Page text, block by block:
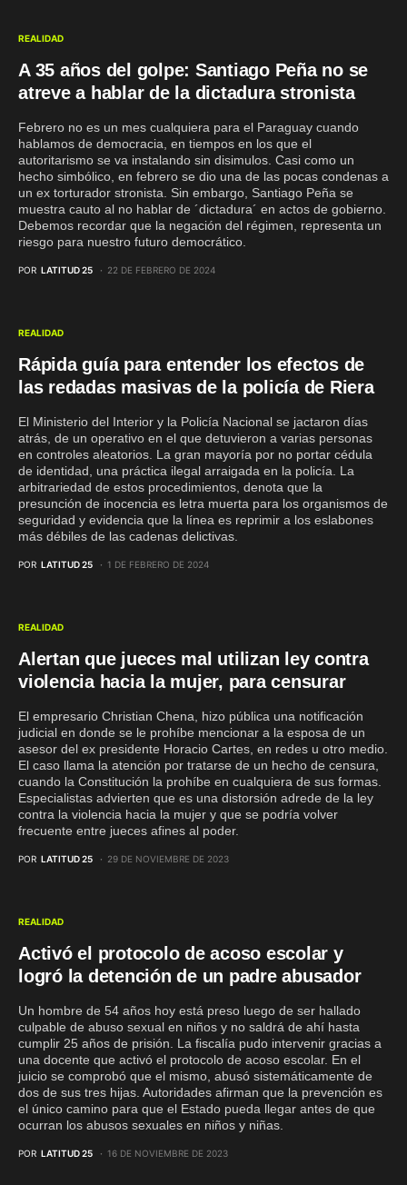
REALIDAD
A 35 años del golpe: Santiago Peña no se
atreve a hablar de la dictadura stronista
Febrero no es un mes cualquiera para el Paraguay cuando
hablamos de democracia, en tiempos en los que el
autoritarismo se va instalando sin disimulos. Casi como un
hecho simbólico, en febrero se dio una de las pocas condenas a
un ex torturador stronista. Sin embargo, Santiago Peña se
muestra cauto al no hablar de ´dictadura´ en actos de gobierno.
Debemos recordar que la negación del régimen, representa un
riesgo para nuestro futuro democrático.
POR LATITUD 25 22 DE FEBRERO DE 2024
REALIDAD
Rápida guía para entender los efectos de
las redadas masivas de la policía de Riera
El Ministerio del Interior y la Policía Nacional se jactaron días
atrás, de un operativo en el que detuvieron a varias personas
en controles aleatorios. La gran mayoría por no portar cédula
de identidad, una práctica ilegal arraigada en la policía. La
arbitrariedad de estos procedimientos, denota que la
presunción de inocencia es letra muerta para los organismos de
seguridad y evidencia que la línea es reprimir a los eslabones
más débiles de las cadenas delictivas.
POR LATITUD 25 1 DE FEBRERO DE 2024
REALIDAD
Alertan que jueces mal utilizan ley contra
violencia hacia la mujer, para censurar
El empresario Christian Chena, hizo pública una notificación
judicial en donde se le prohíbe mencionar a la esposa de un
asesor del ex presidente Horacio Cartes, en redes u otro medio.
El caso llama la atención por tratarse de un hecho de censura,
cuando la Constitución la prohíbe en cualquiera de sus formas.
Especialistas advierten que es una distorsión adrede de la ley
contra la violencia hacia la mujer y que se podría volver
frecuente entre jueces afines al poder.
POR LATITUD 25 29 DE NOVIEMBRE DE 2023
REALIDAD
Activó el protocolo de acoso escolar y
logró la detención de un padre abusador
Un hombre de 54 años hoy está preso luego de ser hallado
culpable de abuso sexual en niños y no saldrá de ahí hasta
cumplir 25 años de prisión. La fiscalía pudo intervenir gracias a
una docente que activó el protocolo de acoso escolar. En el
juicio se comprobó que el mismo, abusó sistemáticamente de
dos de sus tres hijas. Autoridades afirman que la prevención es
el único camino para que el Estado pueda llegar antes de que
ocurran los abusos sexuales en niños y niñas.
POR LATITUD 25 16 DE NOVIEMBRE DE 2023